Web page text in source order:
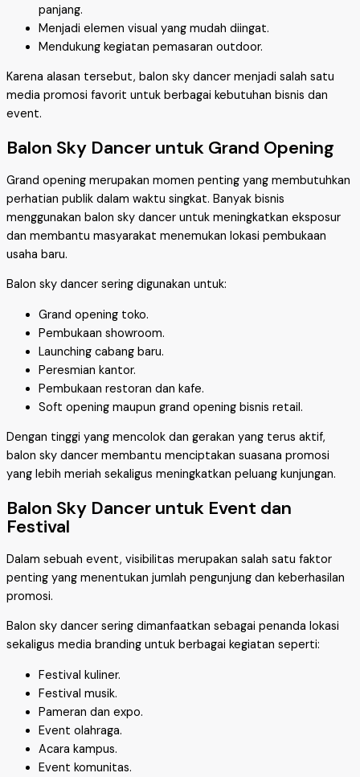
panjang.
Menjadi elemen visual yang mudah diingat.
Mendukung kegiatan pemasaran outdoor.
Karena alasan tersebut, balon sky dancer menjadi salah satu
media promosi favorit untuk berbagai kebutuhan bisnis dan
event.
Balon Sky Dancer untuk Grand Opening
Grand opening merupakan momen penting yang membutuhkan
perhatian publik dalam waktu singkat. Banyak bisnis
menggunakan balon sky dancer untuk meningkatkan eksposur
dan membantu masyarakat menemukan lokasi pembukaan
usaha baru.
Balon sky dancer sering digunakan untuk:
Grand opening toko.
Pembukaan showroom.
Launching cabang baru.
Peresmian kantor.
Pembukaan restoran dan kafe.
Soft opening maupun grand opening bisnis retail.
Dengan tinggi yang mencolok dan gerakan yang terus aktif,
balon sky dancer membantu menciptakan suasana promosi
yang lebih meriah sekaligus meningkatkan peluang kunjungan.
Balon Sky Dancer untuk Event dan
Festival
Dalam sebuah event, visibilitas merupakan salah satu faktor
penting yang menentukan jumlah pengunjung dan keberhasilan
promosi.
Balon sky dancer sering dimanfaatkan sebagai penanda lokasi
sekaligus media branding untuk berbagai kegiatan seperti:
Festival kuliner.
Festival musik.
Pameran dan expo.
Event olahraga.
Acara kampus.
Event komunitas.